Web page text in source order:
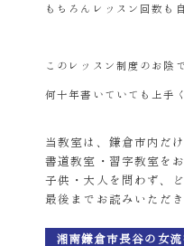
もちろんレッスン回数も
このレッスン制度のお陰
何十年書いていても上手
当教室は、鎌倉市内だ
書道教室・習字教室を
子供・大人を問わず、
最後までお読みいただ
湘南鎌倉市長谷の女